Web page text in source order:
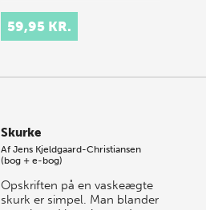
59,95 KR.
Skurke
AfJens Kjeldgaard-Christiansen
(bog + e-bog)
Opskriften på en vaskeægte
skurk er simpel. Man blander